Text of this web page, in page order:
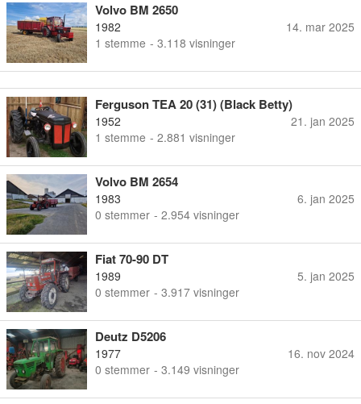
Volvo BM 2650
1982
1 stemme - 3.118 visninger
14. mar 2025
Ferguson TEA 20 (31) (Black Betty)
1952
1 stemme - 2.881 visninger
21. jan 2025
Volvo BM 2654
1983
0 stemmer - 2.954 visninger
6. jan 2025
Fiat 70-90 DT
1989
0 stemmer - 3.917 visninger
5. jan 2025
Deutz D5206
1977
0 stemmer - 3.149 visninger
16. nov 2024